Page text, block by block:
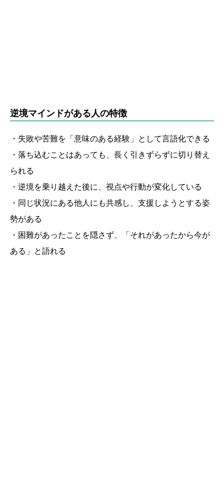
逆境マインドがある人の特徴
・失敗や苦難を「意味のある経験」として言語化できる
・落ち込むことはあっても、長く引きずらずに切り替え
られる
・逆境を乗り越えた後に、視点や行動が変化している
・同じ状況にある他人にも共感し、支援しようとする姿
勢がある
・困難があったことを隠さず、「それがあったから今が
ある」と語れる